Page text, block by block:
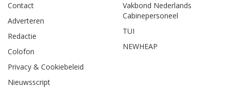
Contact
Adverteren
Redactie
Colofon
Privacy & Cookiebeleid
Nieuwsscript
Vakbond Nederlands
Cabinepersoneel
TUI
NEWHEAP